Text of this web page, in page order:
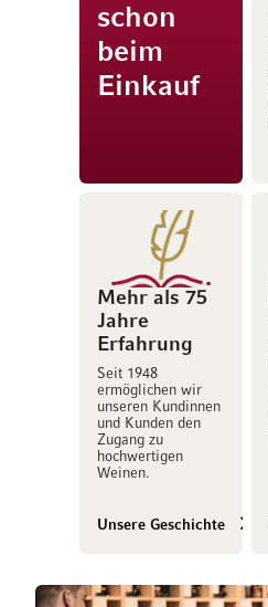
schon
beim
Einkauf
Mehr als 75
Jahre
Erfahrung
Seit 1948
ermöglichen wir
unseren Kundinnen
und Kunden den
Zugang zu
hochwertigen
Weinen.
Unsere Geschichte